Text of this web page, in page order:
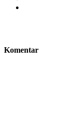
Komentar